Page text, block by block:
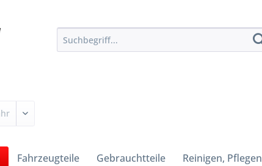
Fahrzeugteile Gebrauchtteile Reinigen,